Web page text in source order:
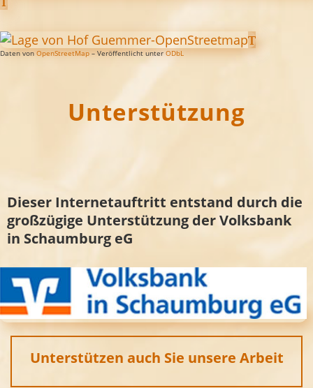
Daten von OpenStreetMap – Veröffentlicht unterODbL
Unterstützung
Dieser Internetauftritt entstand durch die
großzügige Unterstützung der Volksbank
in Schaumburg eG
Unterstützen auch Sie unsere Arbeit